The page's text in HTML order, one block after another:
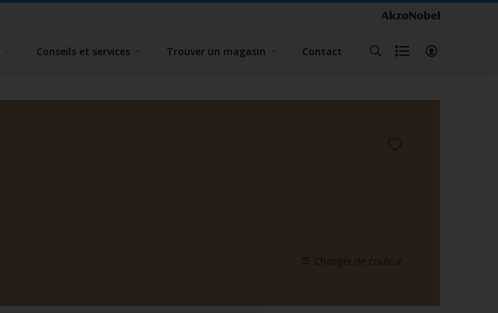
Conseils et services Trouver un magasin Contact
Changer de couleur